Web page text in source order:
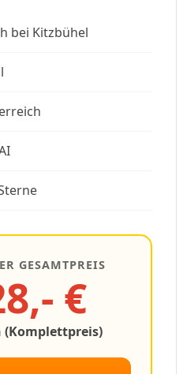
bei Kitzbühel
GESAMTPREIS
€
(Komplettpreis)